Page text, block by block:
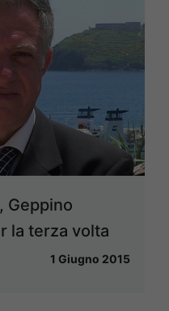
Geppino
la terza volta
1 Giugno 2015